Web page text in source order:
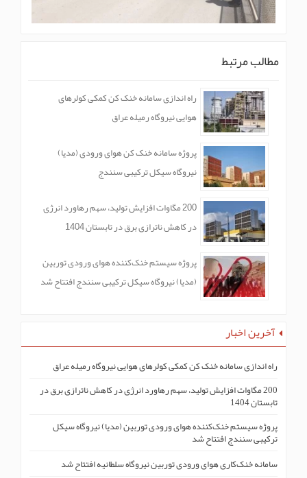
مطالب مرتبط
راه اندازی سامانه خنک کن کمکی کولرهای
هوایی نیروگاه رمیله عراق
پروژه سامانه خنک کن هوای ورودی (مدیا)
نیروگاه سیکل ترکیبی سنندج
200 مگاوات افزایش تولید، سهم رهاورد انرژی
در کاهش ناترازی برق در تابستان 1404
پروژه سیستم خنک‌کنندە هوای ورودی توربین
(مدیا) نیروگاه سیکل ترکیبی سنندج افتتاح شد
آخرین اخبار
راه اندازی سامانه خنک کن کمکی کولرهای هوایی نیروگاه رمیله عراق
200 مگاوات افزایش تولید، سهم رهاورد انرژی در کاهش ناترازی برق در
تابستان 1404
پروژه سیستم خنک‌کنندە هوای ورودی توربین (مدیا) نیروگاه سیکل
ترکیبی سنندج افتتاح شد
سامانه خنک‌کاری هوای ورودی توربین نیروگاه سلطانیه افتتاح شد